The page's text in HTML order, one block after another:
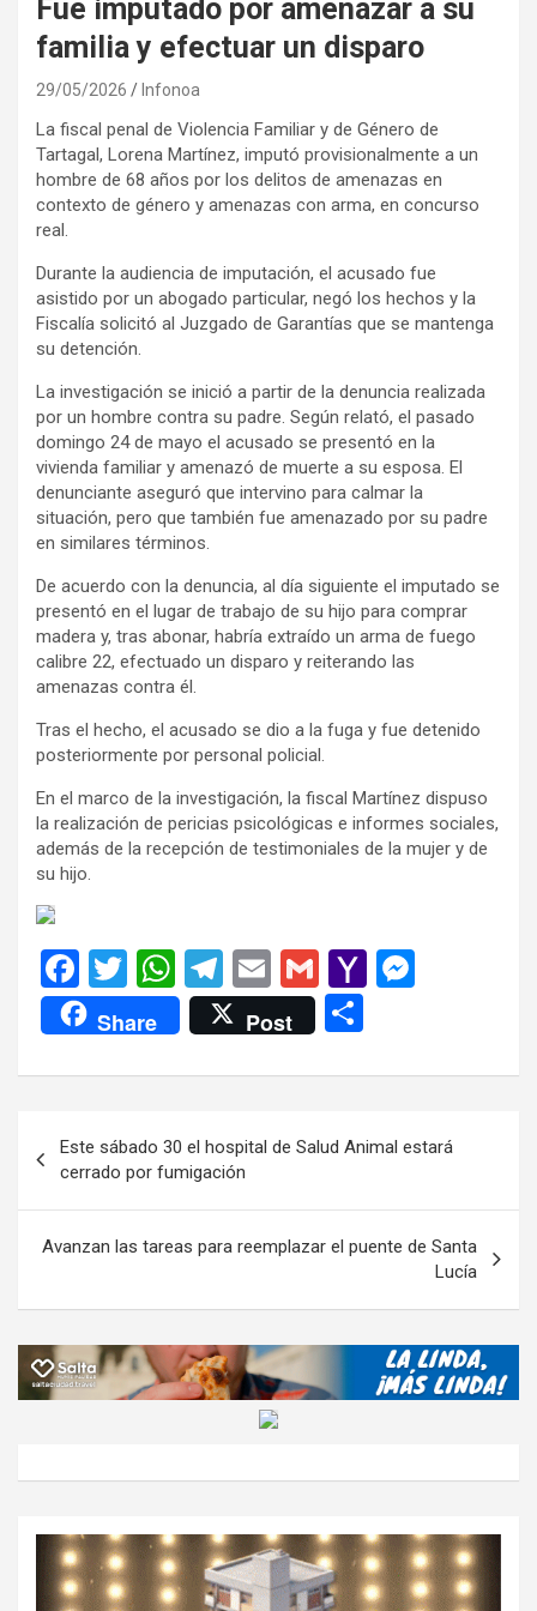
Fue imputado por amenazar a su
familia y efectuar un disparo
29/05/2026 Infonoa
La fiscal penal de Violencia Familiar y de Género de
Tartagal, Lorena Martínez, imputó provisionalmente a un
hombre de 68 años por los delitos de amenazas en
contexto de género y amenazas con arma, en concurso
real.
Durante la audiencia de imputación, el acusado fue
asistido por un abogado particular, negó los hechos y la
Fiscalía solicitó al Juzgado de Garantías que se mantenga
su detención.
La investigación se inició a partir de la denuncia realizada
por un hombre contra su padre. Según relató, el pasado
domingo 24 de mayo el acusado se presentó en la
vivienda familiar y amenazó de muerte a su esposa. El
denunciante aseguró que intervino para calmar la
situación, pero que también fue amenazado por su padre
en similares términos.
De acuerdo con la denuncia, al día siguiente el imputado se
presentó en el lugar de trabajo de su hijo para comprar
madera y, tras abonar, habría extraído un arma de fuego
calibre 22, efectuado un disparo y reiterando las
amenazas contra él.
Tras el hecho, el acusado se dio a la fuga y fue detenido
posteriormente por personal policial.
En el marco de la investigación, la fiscal Martínez dispuso
la realización de pericias psicológicas e informes sociales,
además de la recepción de testimoniales de la mujer y de
su hijo.
F
a
ce
b
o
k
T
wi
tt
er
W
h
at
s
p
p
T
el
e
gr
m
E
m
ail
G
m
ail
Y
o
M
ail
n
er
Share Post
m
p
ar
tir
de
entradas
Este sábado 30 el hospital de Salud Animal estará
cerrado por fumigación
Avanzan las tareas para reemplazar el puente de Santa
Lucía